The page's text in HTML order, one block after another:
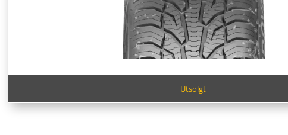
Utsolgt